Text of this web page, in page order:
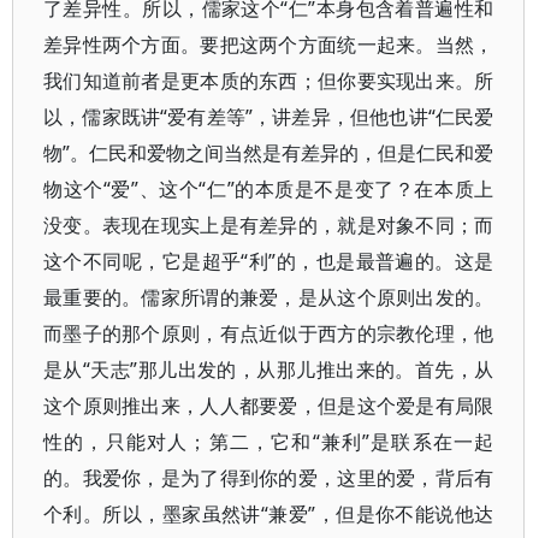
了差异性。所以，儒家这个“仁”本身包含着普遍性和
差异性两个方面。要把这两个方面统一起来。当然，
我们知道前者是更本质的东西；但你要实现出来。所
以，儒家既讲“爱有差等”，讲差异，但他也讲“仁民爱
物”。仁民和爱物之间当然是有差异的，但是仁民和爱
物这个“爱”、这个“仁”的本质是不是变了？在本质上
没变。表现在现实上是有差异的，就是对象不同；而
这个不同呢，它是超乎“利”的，也是最普遍的。这是
最重要的。儒家所谓的兼爱，是从这个原则出发的。
而墨子的那个原则，有点近似于西方的宗教伦理，他
是从“天志”那儿出发的，从那儿推出来的。首先，从
这个原则推出来，人人都要爱，但是这个爱是有局限
性的，只能对人；第二，它和“兼利”是联系在一起
的。我爱你，是为了得到你的爱，这里的爱，背后有
个利。所以，墨家虽然讲“兼爱”，但是你不能说他达